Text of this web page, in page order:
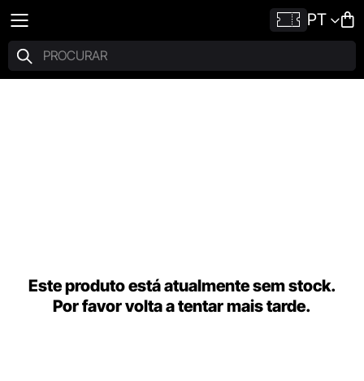
PT
Este produto está atualmente sem stock.
Por favor volta a tentar mais tarde.